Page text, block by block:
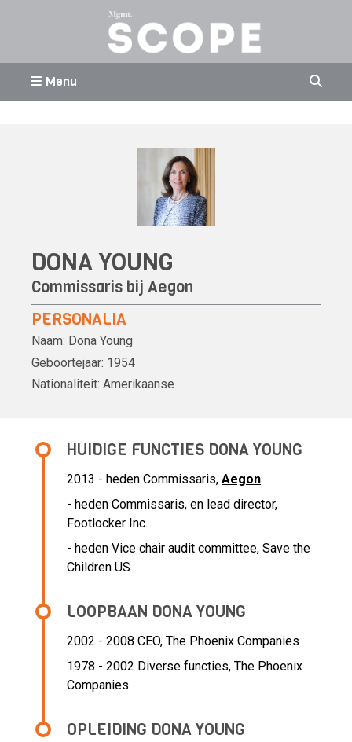
Menu
DONA YOUNG
Commissaris bij Aegon
PERSONALIA
Naam: Dona Young
Geboortejaar: 1954
Nationaliteit: Amerikaanse
HUIDIGE FUNCTIES DONA YOUNG
2013 - heden Commissaris, Aegon
- heden Commissaris, en lead director,
Footlocker Inc.
- heden Vice chair audit committee, Save the
Children US
LOOPBAAN DONA YOUNG
2002 - 2008 CEO, The Phoenix Companies
1978 - 2002 Diverse functies, The Phoenix
Companies
OPLEIDING DONA YOUNG